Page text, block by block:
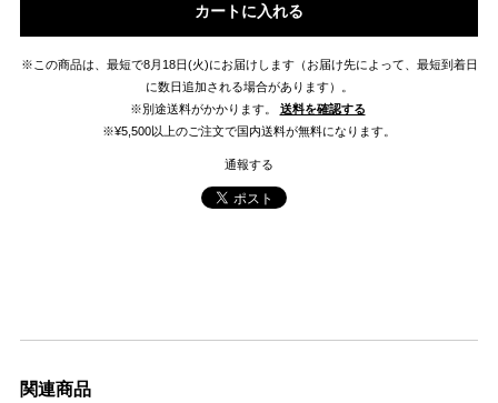
カートに入れる
※この商品は、最短で8月18日(火)にお届けします（お届け先によって、最短到着日
に数日追加される場合があります）。
※別途送料がかかります。
送料を確認する
※¥5,500以上のご注文で国内送料が無料になります。
通報する
関連商品